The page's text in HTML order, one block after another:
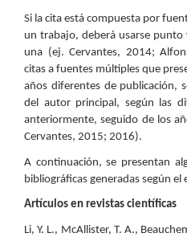
Si la cita está compuesta por
un trabajo, deberá usarse punto
una (ej. Cervantes, 2014;
citas a fuentes múltiples que
años diferentes de publicación,
del autor principal, según las
anteriormente, seguido de los
Cervantes, 2015; 2016).
A continuación, se presentan
bibliográficas generadas según el
Artículos en revistas científicas
Li, Y. L., McAllister, T. A.,